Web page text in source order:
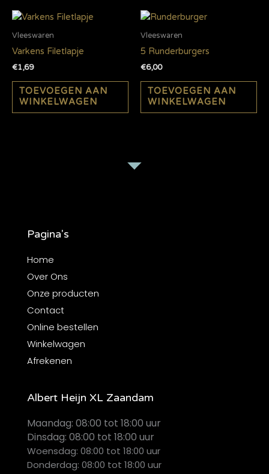
Vleeswaren
Varkens Filetlapje
€1,69
TOEVOEGEN AAN
WINKELWAGEN
Vleeswaren
5 Runderburgers
€6,00
TOEVOEGEN AAN
WINKELWAGEN
Pagina's
Home
Over Ons
Onze producten
Contact
Online bestellen
Winkelwagen
Afrekenen
Albert Heijn XL Zaandam
Maandag: 08:00 tot 18:00 uur
Dinsdag: 08:00 tot 18:00 uur
Woensdag: 08:00 tot 18:00 uur
Donderdag: 08:00 tot 18:00 uur